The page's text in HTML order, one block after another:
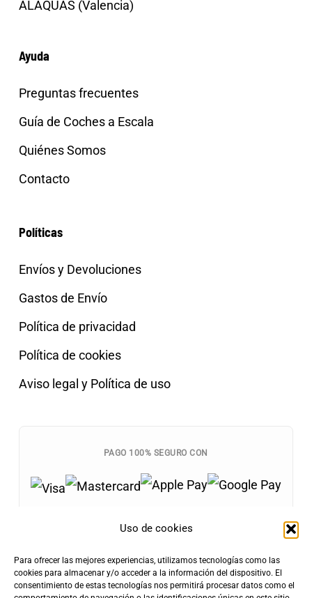
Uso de cookies
Para ofrecer las mejores experiencias, utilizamos tecnologías como las
cookies para almacenar y/o acceder a la información del dispositivo. El
consentimiento de estas tecnologías nos permitirá procesar datos como el
ALAQUAS (Valencia)
Ayuda
Preguntas frecuentes
Guía de Coches a Escala
Quiénes Somos
Contacto
Políticas
Envíos y Devoluciones
Gastos de Envío
Política de privacidad
Política de cookies
Aviso legal y Política de uso
PAGO 100% SEGURO CON
Tarifa de Envío Entrega Rápida
Envíos Gratis
+100€